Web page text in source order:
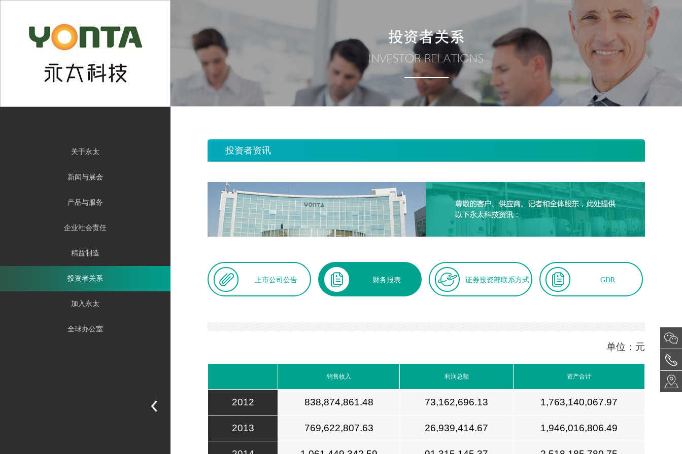
En
关于永太
新闻与展会
产品与服务
企业社会责任
精益制造
投资者关系
加入永太
全球办公室
投资者资讯
上市公司公告 财务报表 证券投资部联系方式 GDR
单位：元
销售收入 利润总额 资产合计
2012 838,874,861.48 73,162,696.13 1,763,140,067.97
2013 769,622,807.63 26,939,414.67 1,946,016,806.49